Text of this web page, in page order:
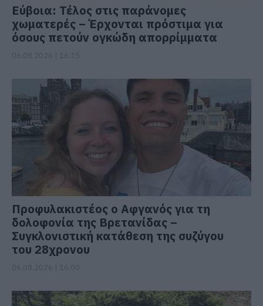
Εύβοια: Τέλος στις παράνομες
χωματερές – Έρχονται πρόστιμα για
όσους πετούν ογκώδη απορρίμματα
Προφυλακιστέος ο Αφγανός για τη
δολοφονία της Βρετανίδας –
Συγκλονιστική κατάθεση της συζύγου
του 28χρονου